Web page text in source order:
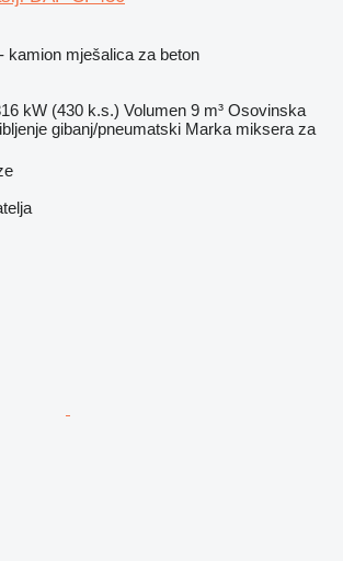
kamion mješalica za beton
kW (430 k.s.) Volumen 9 m³ Osovinska
gibanj/pneumatski Marka miksera za